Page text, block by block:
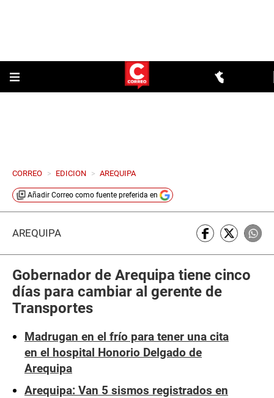
CORREO > EDICION > AREQUIPA
Añadir Correo como fuente preferida en
AREQUIPA
Gobernador de Arequipa tiene cinco
días para cambiar al gerente de
Transportes
Madrugan en el frío para tener una cita
en el hospital Honorio Delgado de
Arequipa
Arequipa: Van 5 sismos registrados en